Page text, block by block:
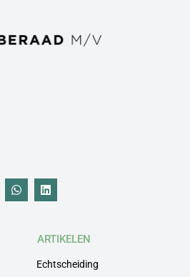
ARTIKELEN
Echtscheiding